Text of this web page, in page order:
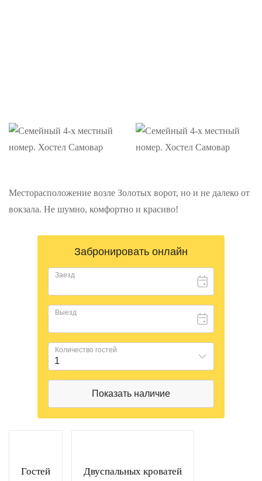
Месторасположение возле Золотых ворот, но и не далеко от
вокзала. Не шумно, комфортно и красиво!
Гостей Двуспальных кроватей